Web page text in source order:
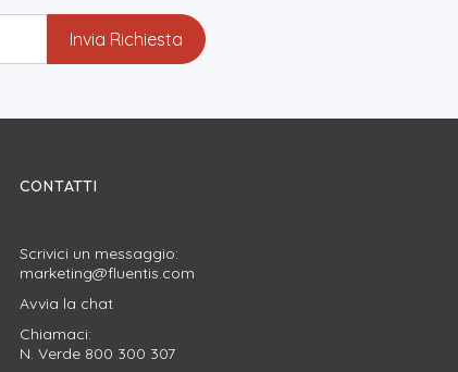
CONTATTI
Scrivici un messaggio:
marketing@fluentis.com
Avvia la chat
Chiamaci:
N. Verde 800 300 307